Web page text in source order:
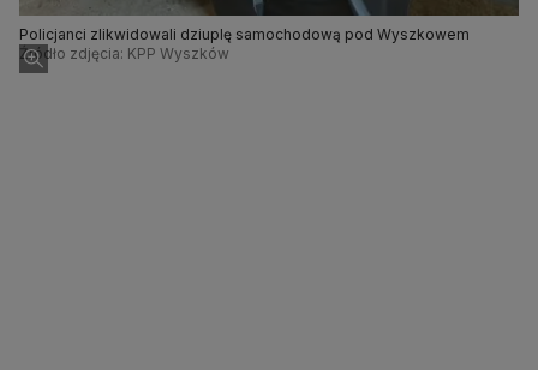
Policjanci zlikwidowali dziuplę samochodową pod Wyszkowem
Źródło zdjęcia: KPP Wyszków